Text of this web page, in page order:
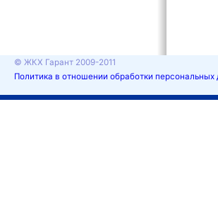
© ЖКХ Гарант 2009-2011
Политика в отношении обработки персональных